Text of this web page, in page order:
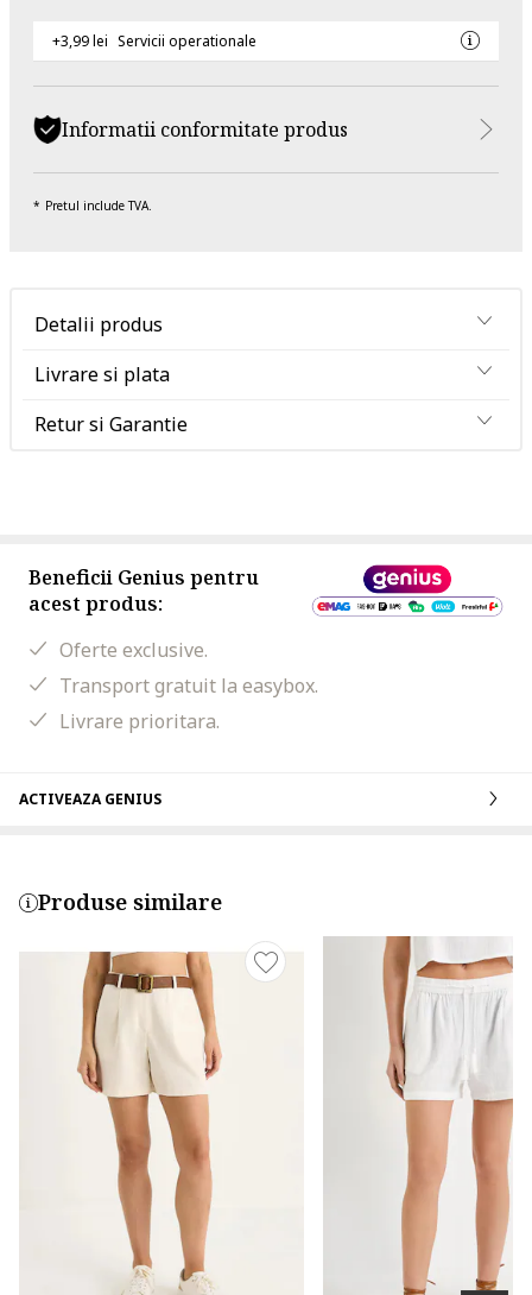
+3,99 lei Servicii operationale
Informatii conformitate produs
Pretul include TVA.
Detalii produs
Livrare si plata
Retur si Garantie
Beneficii Genius pentru
acest produs:
Oferte exclusive.
Transport gratuit la easybox.
Livrare prioritara.
ACTIVEAZA GENIUS
Produse similare